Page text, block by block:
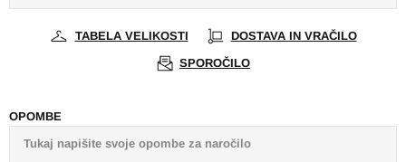
TABELA VELIKOSTI
DOSTAVA IN VRAČILO
SPOROČILO
OPOMBE